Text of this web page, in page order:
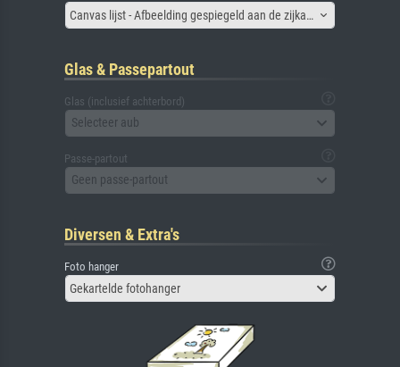
Canvas lijst - Afbeelding gespiegeld aan de zijkant
Glas & Passepartout
Glas (inclusief achterbord)
Selecteer aub
Passe-partout
Geen passe-partout
Diversen & Extra's
Foto hanger
Gekartelde fotohanger